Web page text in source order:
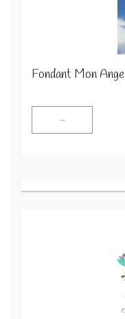
Fondant Mon Ange
-